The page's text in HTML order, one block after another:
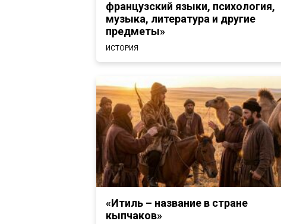
французский языки, психология,
музыка, литература и другие
предметы»
ИСТОРИЯ
«Итиль – название в стране
кыпчаков»